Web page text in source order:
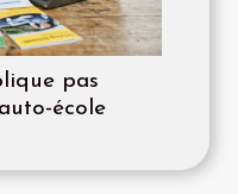
pas
école